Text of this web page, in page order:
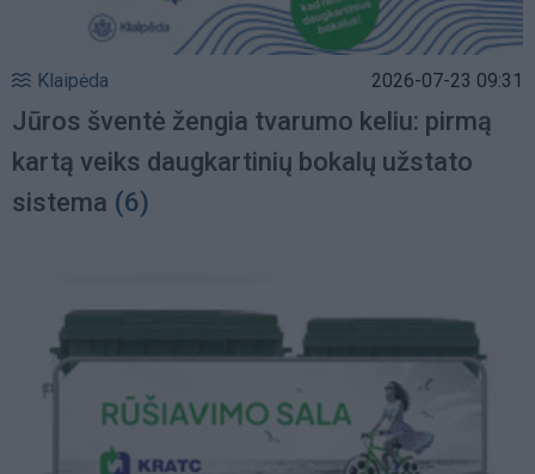
Klaipėda 2026-07-23 09:31
Jūros šventė žengia tvarumo keliu: pirmą
kartą veiks daugkartinių bokalų užstato
sistema (6)